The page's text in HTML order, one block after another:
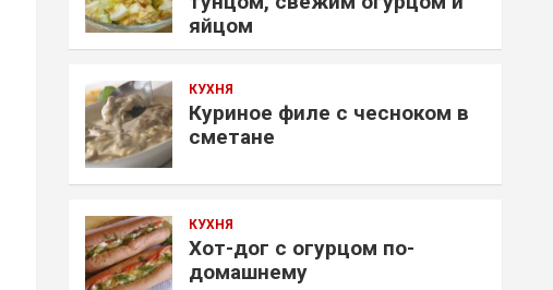
яйцом
КУХНЯ
Куриное филе с чесноком в
сметане
КУХНЯ
Хот-дог с огурцом по-
домашнему